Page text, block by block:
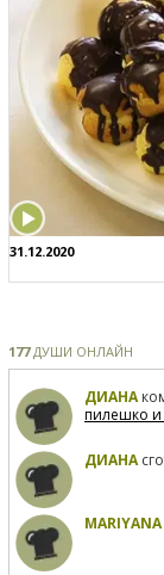
31.12.2020
177ДУШИ ОНЛАЙН
ДИАНА
пилешко и
ДИАНА